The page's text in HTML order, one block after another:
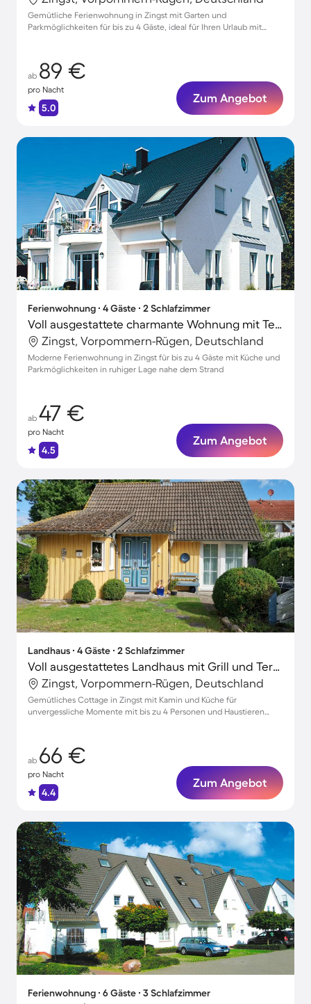
Gemütliche Ferienwohnung in Zingst mit Garten und
Parkmöglichkeiten für bis zu 4 Gäste, ideal für Ihren Urlaub mit
ab 89 €
pro Nacht
5.0
Zum Angebot
Ferienwohnung ∙ 4 Gäste ∙ 2 Schlafzimmer
Voll ausgestattete charmante Wohnung mit Terrasse
Zingst, Vorpommern-Rügen, Deutschland
Moderne Ferienwohnung in Zingst für bis zu 4 Gäste mit Küche und
Parkmöglichkeiten in ruhiger Lage nahe dem Strand
ab 47 €
pro Nacht
4.5
Zum Angebot
Landhaus ∙ 4 Gäste ∙ 2 Schlafzimmer
Voll ausgestattetes Landhaus mit Grill und Terrasse | Haustiere sind willkommen
Zingst, Vorpommern-Rügen, Deutschland
Gemütliches Cottage in Zingst mit Kamin und Küche für
unvergessliche Momente mit bis zu 4 Personen und Haustieren
ab 66 €
pro Nacht
4.4
Zum Angebot
Ferienwohnung ∙ 6 Gäste ∙ 3 Schlafzimmer